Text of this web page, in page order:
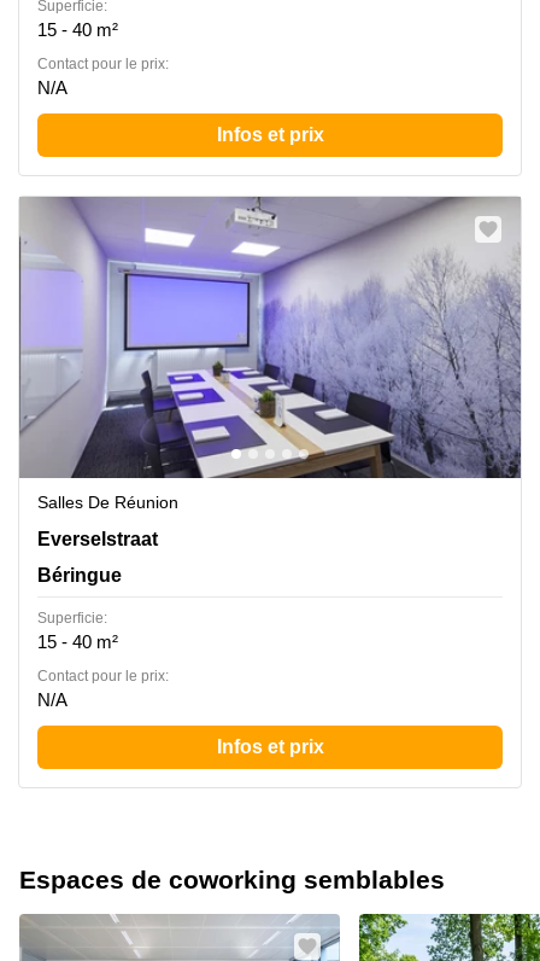
Superficie:
15 - 40 m²
Contact pour le prix:
N/A
Infos et prix
Salles De Réunion
Everselstraat 133, Béringue
Everselstraat
Béringue
Superficie:
15 - 40 m²
Contact pour le prix:
N/A
Infos et prix
Espaces de coworking semblables